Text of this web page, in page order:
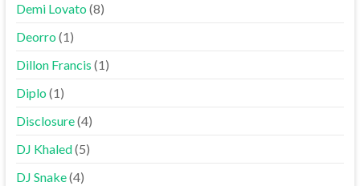
Demi Lovato(8)
Deorro(1)
Dillon Francis (1)
Diplo(1)
Disclosure(4)
DJ Khaled(5)
DJ Snake(4)